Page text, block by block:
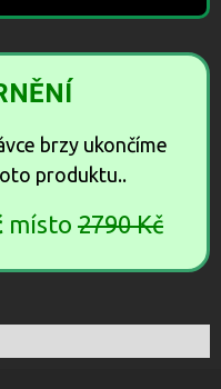
brzy ukončíme
produktu..
místo 2790 Kč